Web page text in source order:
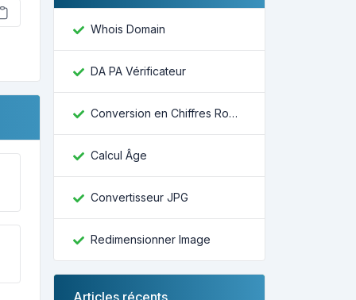
Whois Domain
DA PA Vérificateur
Conversion en Chiffres Romains
Calcul Âge
Convertisseur JPG
Redimensionner Image
Articles récents